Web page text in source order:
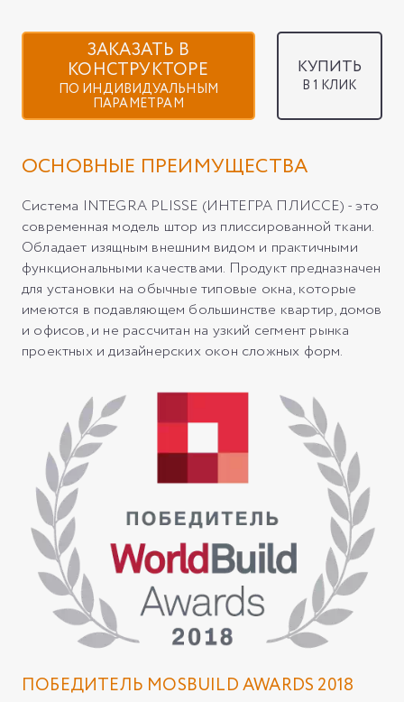
ЗАКАЗАТЬ В
КОНСТРУКТОРЕ
ПО ИНДИВИДУАЛЬНЫМ
ПАРАМЕТРАМ
КУПИТЬ
В 1 КЛИК
ОСНОВНЫЕ ПРЕИМУЩЕСТВА
Система INTEGRA PLISSE (ИНТЕГРА ПЛИССЕ) - это
современная модель штор из плиссированной ткани.
Обладает изящным внешним видом и практичными
функциональными качествами. Продукт предназначен
для установки на обычные типовые окна, которые
имеются в подавляющем большинстве квартир, домов
и офисов, и не рассчитан на узкий сегмент рынка
проектных и дизайнерских окон сложных форм.
ПОБЕДИТЕЛЬ MOSBUILD AWARDS 2018